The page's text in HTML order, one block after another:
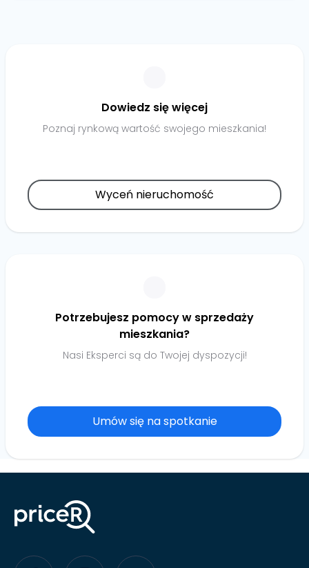
Dowiedz się więcej
Poznaj rynkową wartość swojego mieszkania!
Wyceń nieruchomość
Potrzebujesz pomocy w sprzedaży
mieszkania?
Nasi Eksperci są do Twojej dyspozycji!
Umów się na spotkanie